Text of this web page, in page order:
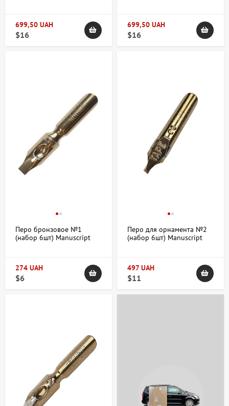
699,50 UAH
$16
699,50 UAH
$16
Перо бронзовое №1
(набор 6шт) Manuscript
274 UAH
$6
Перо для орнамента №2
(набор 6шт) Manuscript
497 UAH
$11